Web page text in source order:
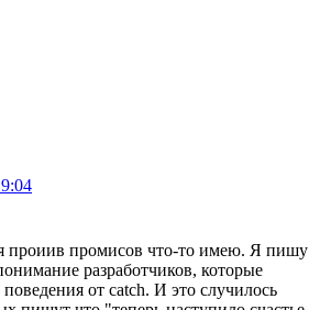
проиив промисов что-то имею. Я пишу
разработчиков, которые
от catch. И это случилось